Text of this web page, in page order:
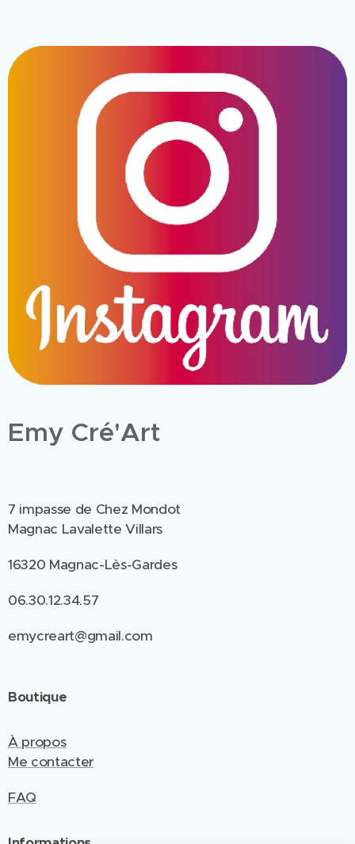
Emy Cré'Art
7 impasse de Chez Mondot
Magnac Lavalette Villars
16320 Magnac-Lès-Gardes
06.30.12.34.57
emycreart@gmail.com
Boutique
À propos
Me contacter
FAQ